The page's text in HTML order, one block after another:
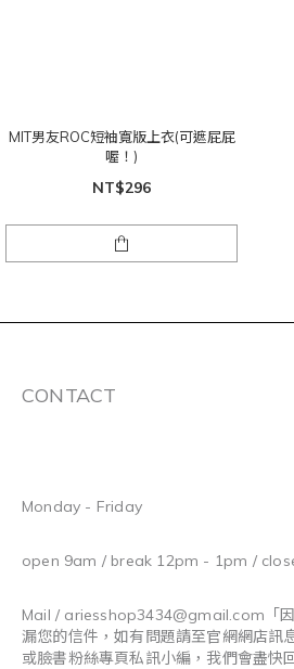
MIT男友ROC短袖寬版上衣(可遮屁屁
喔！)
NT$296
CONTACT
Monday - Friday
open 9am / break 12pm - 1pm /
Mail / ariesshop3434@gmail.com 「
漏您的信件，如有問題請至官網網店訊
或臉書粉絲專頁私訊小編，我們會盡快